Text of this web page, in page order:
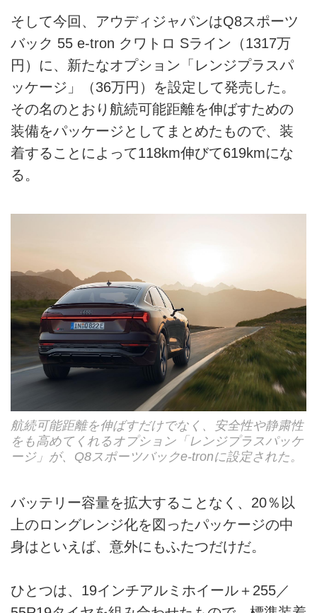
そして今回、アウディジャパンはQ8スポーツ
バック 55 e-tron クワトロ Sライン（1317万
円）に、新たなオプション「レンジプラスパ
ッケージ」（36万円）を設定して発売した。
その名のとおり航続可能距離を伸ばすための
装備をパッケージとしてまとめたもので、装
着することによって118km伸びて619kmにな
る。
航続可能距離を伸ばすだけでなく、安全性や静粛性
をも高めてくれるオプション「レンジプラスパッケ
ージ」が、Q8スポーツバックe-tronに設定された。
バッテリー容量を拡大することなく、20％以
上のロングレンジ化を図ったパッケージの中
身はといえば、意外にもふたつだけだ。
ひとつは、19インチアルミホイール＋255／